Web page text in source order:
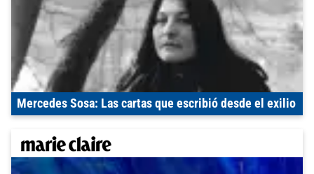
Mercedes Sosa: Las cartas que escribió desde el exilio